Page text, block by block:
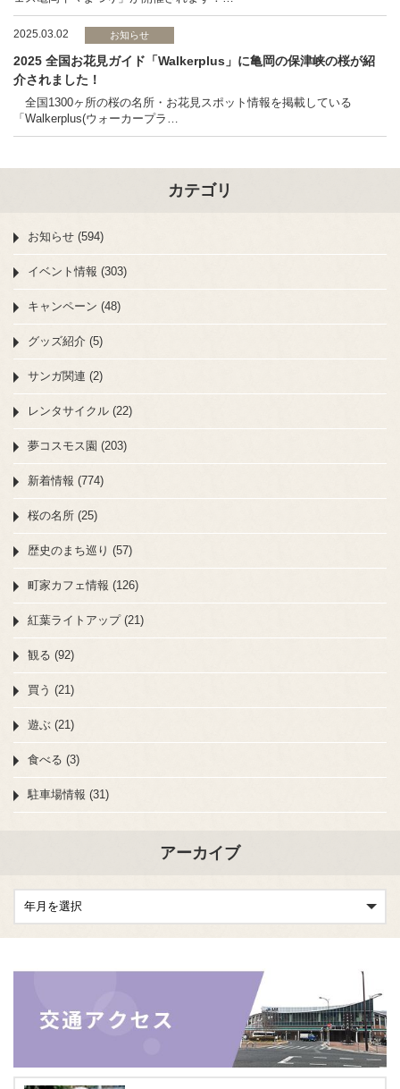
2025.03.02 お知らせ
2025 全国お花見ガイド「Walkerplus」に亀岡の保津峡の桜が紹
介されました！
全国1300ヶ所の桜の名所・お花見スポット情報を掲載している
「Walkerplus(ウォーカープラ…
カテゴリ
お知らせ (594)
イベント情報 (303)
キャンペーン (48)
グッズ紹介 (5)
サンガ関連 (2)
レンタサイクル (22)
夢コスモス園 (203)
新着情報 (774)
桜の名所 (25)
歴史のまち巡り (57)
町家カフェ情報 (126)
紅葉ライトアップ (21)
観る (92)
買う (21)
遊ぶ (21)
食べる (3)
駐車場情報 (31)
アーカイブ